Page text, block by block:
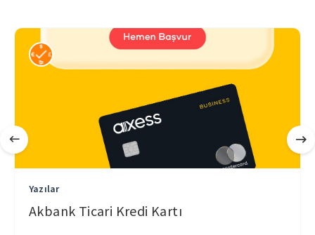
Yazılar
Akbank Ticari Kredi Kartı